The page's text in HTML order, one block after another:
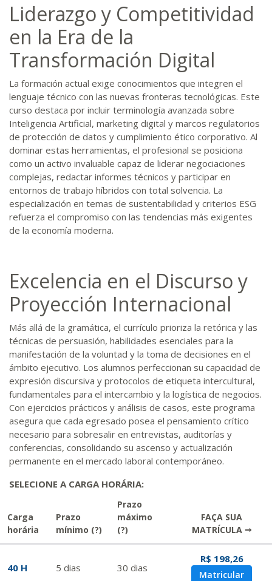
Liderazgo y Competitividad
en la Era de la
Transformación Digital
La formación actual exige conocimientos que integren el
lenguaje técnico con las nuevas fronteras tecnológicas. Este
curso destaca por incluir terminología avanzada sobre
Inteligencia Artificial, marketing digital y marcos regulatorios
de protección de datos y cumplimiento ético corporativo. Al
dominar estas herramientas, el profesional se posiciona
como un activo invaluable capaz de liderar negociaciones
complejas, redactar informes técnicos y participar en
entornos de trabajo híbridos con total solvencia. La
especialización en temas de sustentabilidad y criterios ESG
refuerza el compromiso con las tendencias más exigentes
de la economía moderna.
Excelencia en el Discurso y
Proyección Internacional
Más allá de la gramática, el currículo prioriza la retórica y las
técnicas de persuasión, habilidades esenciales para la
manifestación de la voluntad y la toma de decisiones en el
ámbito ejecutivo. Los alumnos perfeccionan su capacidad de
expresión discursiva y protocolos de etiqueta intercultural,
fundamentales para el intercambio y la logística de negocios.
Con ejercicios prácticos y análisis de casos, este programa
asegura que cada egresado posea el pensamiento crítico
necesario para sobresalir en entrevistas, auditorías y
conferencias, consolidando su ascenso y actualización
permanente en el mercado laboral contemporáneo.
SELECIONE A CARGA HORÁRIA:
Carga
horária
Prazo
mínimo (?)
Prazo
máximo
(?)
FAÇA SUA
MATRÍCULA →
40 H 5 dias 30 dias
R$ 198,26
Matricular